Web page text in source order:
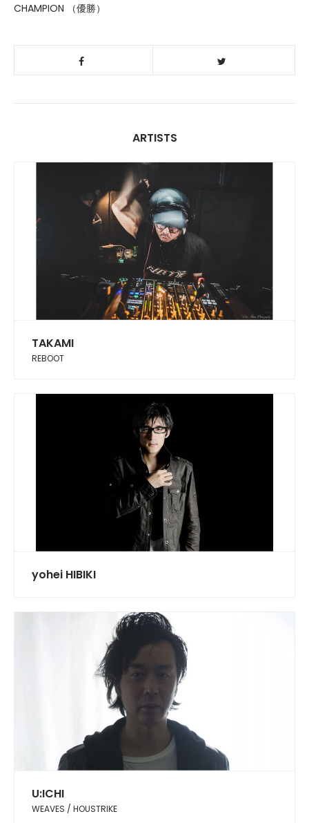
CHAMPION （優勝）
ARTISTS
TAKAMI
REBOOT
yohei HIBIKI
U:ICHI
WEAVES / HOUSTRIKE